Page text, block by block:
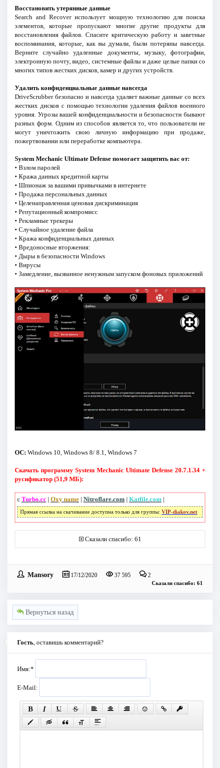
Восстановить утерянные данные
Search and Recover использует мощную технологию для поиска
элементов, которые пропускают многие другие продукты для
восстановления файлов. Спасите критическую работу и заветные
воспоминания, которые, как вы думали, были потеряны навсегда.
Верните случайно удаленные документы, музыку, фотографии,
электронную почту, видео, системные файлы и даже целые папки со
многих типов жестких дисков, камер и других устройств.
Удалить конфиденциальные данные навсегда
DriveScrubber безопасно и навсегда удаляет важные данные со всех
жестких дисков с помощью технологии удаления файлов военного
уровня. Угрозы вашей конфиденциальности и безопасности бывают
разных форм. Одним из способов является то, что пользователи не
могут уничтожить свою личную информацию при продаже,
пожертвовании или переработке компьютера.
System Mechanic Ultimate Defense помогает защитить вас от:
• Взлом паролей
• Кража данных кредитной карты
• Шпионаж за вашими привычками в интернете
• Продажа персональных данных
• Целенаправленная ценовая дискриминация
• Репутационный компромисс
• Рекламные трекеры
• Случайное удаление файла
• Кража конфиденциальных данных
• Вредоносные вторжения:
• Дыры в безопасности Windows
• Вирусы
• Замедление, вызванное ненужным запуском фоновых приложений
ОС: Windows 10, Windows 8/ 8.1, Windows 7
Скачать программу System Mechanic Ultimate Defense 20.7.1.34 +
русификатор (51,9 МБ):
с Turbo.cc| Oxy name| Nitroflare.com| Katfile.com|
Прямая ссылка на скачивание доступна только для группы: VIP-diakov.net
Сказали спасибо: 61
Mansory 17/12/2020 37 595 2
Сказали спасибо: 61
Вернуться назад
Гость, оставишь комментарий?
Имя:*
E-Mail: